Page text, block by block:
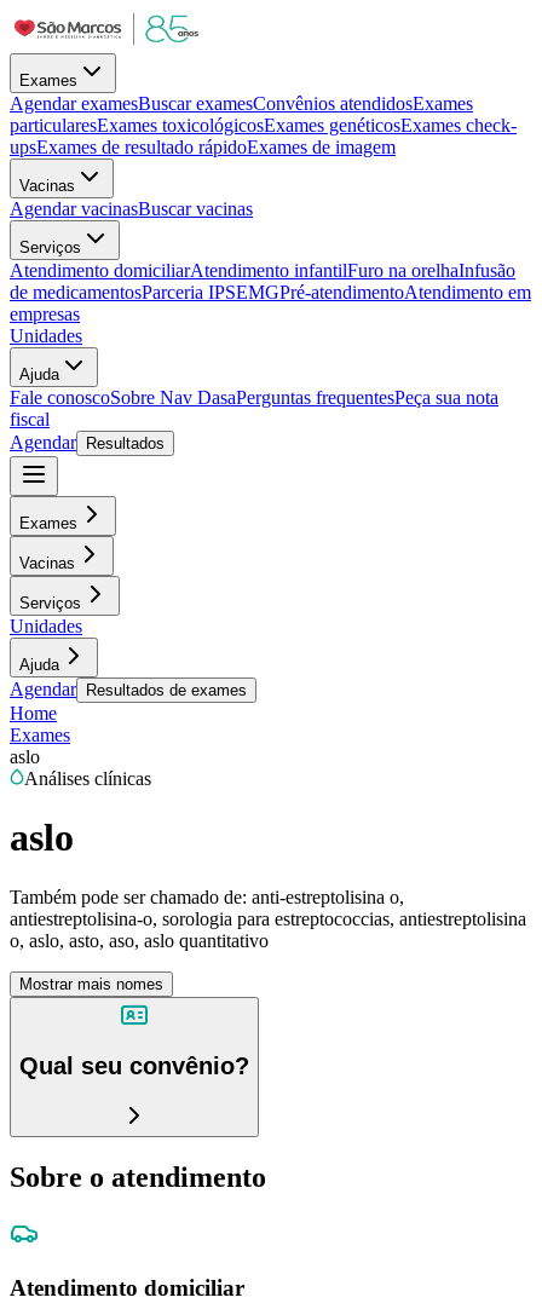
Exames
Agendar examesBuscar examesConvênios atendidosExames
particularesExames toxicológicosExames genéticosExames check-
upsExames de resultado rápidoExames de imagem
Vacinas
Agendar vacinasBuscar vacinas
Serviços
Atendimento domiciliarAtendimento infantilFuro na orelhaInfusão
de medicamentosParceria IPSEMGPré-atendimentoAtendimento em
empresas
Unidades
Ajuda
Fale conoscoSobre Nav DasaPerguntas frequentesPeça sua nota
fiscal
Agendar
Resultados
Exames
Vacinas
Serviços
Unidades
Ajuda
Agendar Resultados de exames
Home
Exames
aslo
Análises clínicas
aslo
Também pode ser chamado de: anti-estreptolisina o,
antiestreptolisina-o, sorologia para estreptococcias, antiestreptolisina
o, aslo, asto, aso, aslo quantitativo
Mostrar mais nomes
Qual seu convênio?
Sobre o atendimento
Atendimento domiciliar